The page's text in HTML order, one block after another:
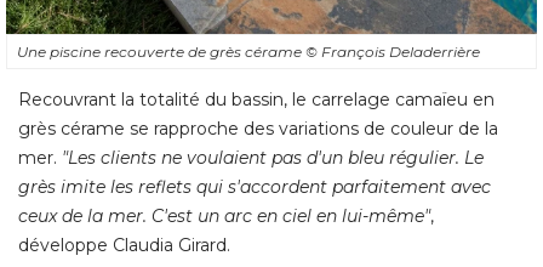
Une piscine recouverte de grès cérame © François Deladerrière
Recouvrant la totalité du bassin, le carrelage camaïeu en
grès cérame se rapproche des variations de couleur de la
mer. "Les clients ne voulaient pas d'un bleu régulier. Le
grès imite les reflets qui s'accordent parfaitement avec
ceux de la mer. C'est un arc en ciel en lui-même",
développe Claudia Girard.